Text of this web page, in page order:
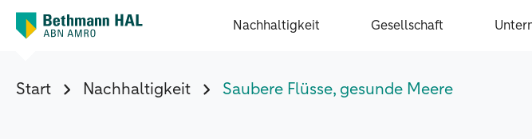
Nachhaltigkeit Gesellschaft
Start Nachhaltigkeit Saubere Flüsse, gesunde Meere